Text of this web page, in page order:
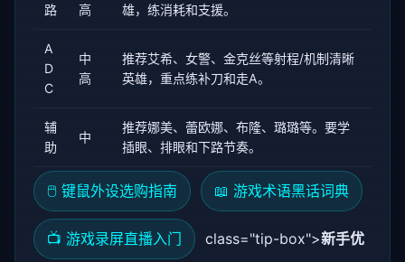
路 高 雄，练消耗和支援。
A
D
C
中
高
推荐艾希、女警、金克丝等射程/机制清晰
英雄，重点练补刀和走A。
辅
助
中
推荐娜美、蕾欧娜、布隆、璐璐等。要学
插眼、排眼和下路节奏。
🖱️ 键鼠外设选购指南 📖 游戏术语黑话词典
📺 游戏录屏直播入门 class="tip-box">新手优